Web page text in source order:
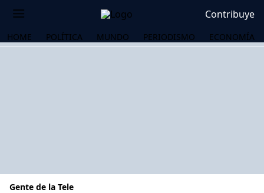
Contribuye
HOME POLÍTICA MUNDO PERIODISMO ECONOMÍA
Gente de la Tele